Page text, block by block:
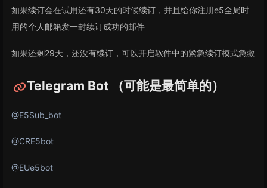
如果续订会在试用还有30天的时候续订，并且给你注册e5全局时
用的个人邮箱发一封续订成功的邮件
如果还剩29天，还没有续订，可以开启软件中的紧急续订模式急救
Telegram Bot （可能是最简单的）
@E5Sub_bot
@CRE5bot
@EUe5bot